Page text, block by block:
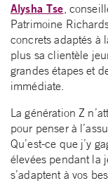
Alysha Tse,
Patrimoine
concrets adaptés à
plus sa clientèle
grandes étapes et
immédiate.
La génération Z
pour penser à
Qu’est-ce que j’y
élevées pendant la
s’adaptent à vos